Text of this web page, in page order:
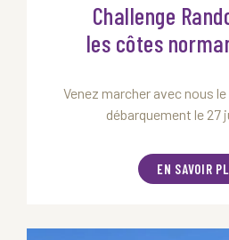
Challenge
les côtes
Venez marcher avec nous
débarquement le 27
EN SAVOIR